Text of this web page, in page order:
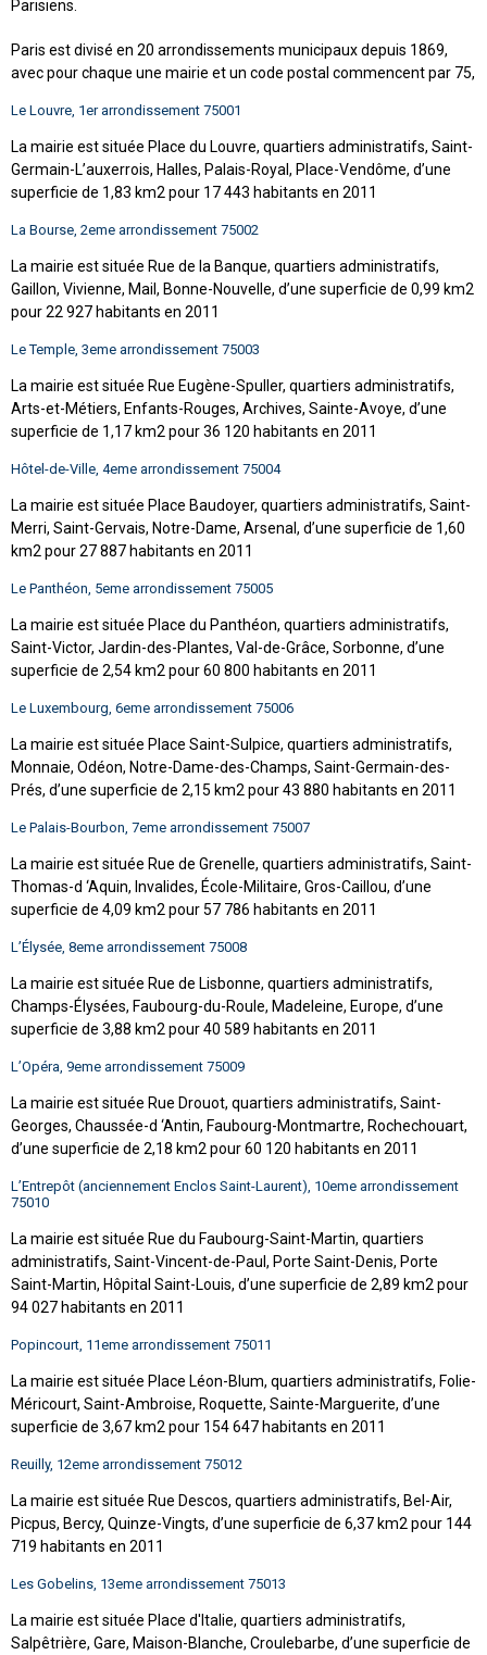
Parisiens.
Paris est divisé en 20 arrondissements municipaux depuis 1869,
avec pour chaque une mairie et un code postal commencent par 75,
Le Louvre, 1er arrondissement 75001
La mairie est située Place du Louvre, quartiers administratifs, Saint-
Germain-L’auxerrois, Halles, Palais-Royal, Place-Vendôme, d’une
superficie de 1,83 km2 pour 17 443 habitants en 2011
La Bourse, 2eme arrondissement 75002
La mairie est située Rue de la Banque, quartiers administratifs,
Gaillon, Vivienne, Mail, Bonne-Nouvelle, d’une superficie de 0,99 km2
pour 22 927 habitants en 2011
Le Temple, 3eme arrondissement 75003
La mairie est située Rue Eugène-Spuller, quartiers administratifs,
Arts-et-Métiers, Enfants-Rouges, Archives, Sainte-Avoye, d’une
superficie de 1,17 km2 pour 36 120 habitants en 2011
Hôtel-de-Ville, 4eme arrondissement 75004
La mairie est située Place Baudoyer, quartiers administratifs, Saint-
Merri, Saint-Gervais, Notre-Dame, Arsenal, d’une superficie de 1,60
km2 pour 27 887 habitants en 2011
Le Panthéon, 5eme arrondissement 75005
La mairie est située Place du Panthéon, quartiers administratifs,
Saint-Victor, Jardin-des-Plantes, Val-de-Grâce, Sorbonne, d’une
superficie de 2,54 km2 pour 60 800 habitants en 2011
Le Luxembourg, 6eme arrondissement 75006
La mairie est située Place Saint-Sulpice, quartiers administratifs,
Monnaie, Odéon, Notre-Dame-des-Champs, Saint-Germain-des-
Prés, d’une superficie de 2,15 km2 pour 43 880 habitants en 2011
Le Palais-Bourbon, 7eme arrondissement 75007
La mairie est située Rue de Grenelle, quartiers administratifs, Saint-
Thomas-d ‘Aquin, Invalides, École-Militaire, Gros-Caillou, d’une
superficie de 4,09 km2 pour 57 786 habitants en 2011
L’Élysée, 8eme arrondissement 75008
La mairie est située Rue de Lisbonne, quartiers administratifs,
Champs-Élysées, Faubourg-du-Roule, Madeleine, Europe, d’une
superficie de 3,88 km2 pour 40 589 habitants en 2011
L’Opéra, 9eme arrondissement 75009
La mairie est située Rue Drouot, quartiers administratifs, Saint-
Georges, Chaussée-d ‘Antin, Faubourg-Montmartre, Rochechouart,
d’une superficie de 2,18 km2 pour 60 120 habitants en 2011
L’Entrepôt (anciennement Enclos Saint-Laurent), 10eme arrondissement
75010
La mairie est située Rue du Faubourg-Saint-Martin, quartiers
administratifs, Saint-Vincent-de-Paul, Porte Saint-Denis, Porte
Saint-Martin, Hôpital Saint-Louis, d’une superficie de 2,89 km2 pour
94 027 habitants en 2011
Popincourt, 11eme arrondissement 75011
La mairie est située Place Léon-Blum, quartiers administratifs, Folie-
Méricourt, Saint-Ambroise, Roquette, Sainte-Marguerite, d’une
superficie de 3,67 km2 pour 154 647 habitants en 2011
Reuilly, 12eme arrondissement 75012
La mairie est située Rue Descos, quartiers administratifs, Bel-Air,
Picpus, Bercy, Quinze-Vingts, d’une superficie de 6,37 km2 pour 144
719 habitants en 2011
Les Gobelins, 13eme arrondissement 75013
La mairie est située Place d'Italie, quartiers administratifs,
Salpêtrière, Gare, Maison-Blanche, Croulebarbe, d’une superficie de